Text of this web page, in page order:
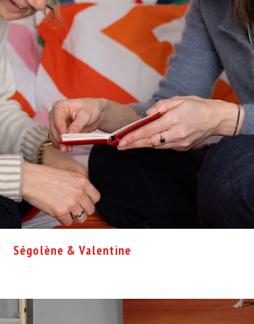
Ségolène & Valentine